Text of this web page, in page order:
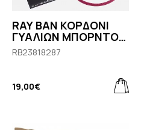
RAY BAN ΚΟΡΔΟΝΙ
ΓΥΑΛΙΩΝ ΜΠΟΡΝΤΟ
RB0002ST VIBES
CORD RED
RB23818287
19,00€